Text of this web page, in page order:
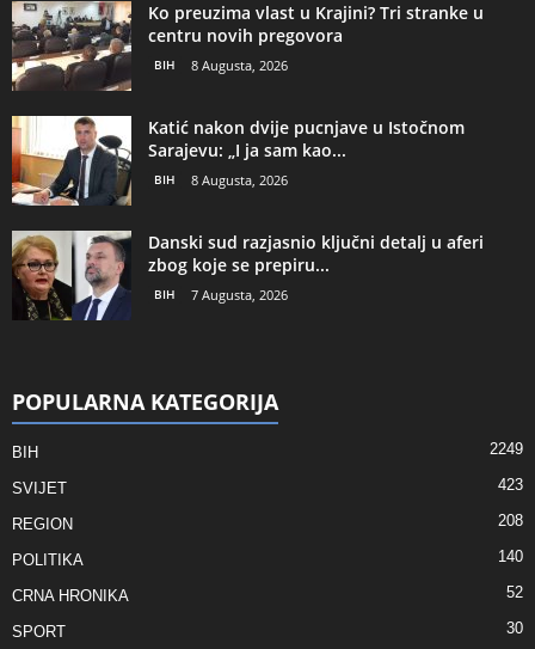
Ko preuzima vlast u Krajini? Tri stranke u
centru novih pregovora
BIH 8 Augusta, 2026
Katić nakon dvije pucnjave u Istočnom
Sarajevu: „I ja sam kao...
BIH 8 Augusta, 2026
Danski sud razjasnio ključni detalj u aferi
zbog koje se prepiru...
BIH 7 Augusta, 2026
POPULARNA KATEGORIJA
BIH 2249
SVIJET 423
REGION 208
POLITIKA 140
CRNA HRONIKA 52
SPORT 30